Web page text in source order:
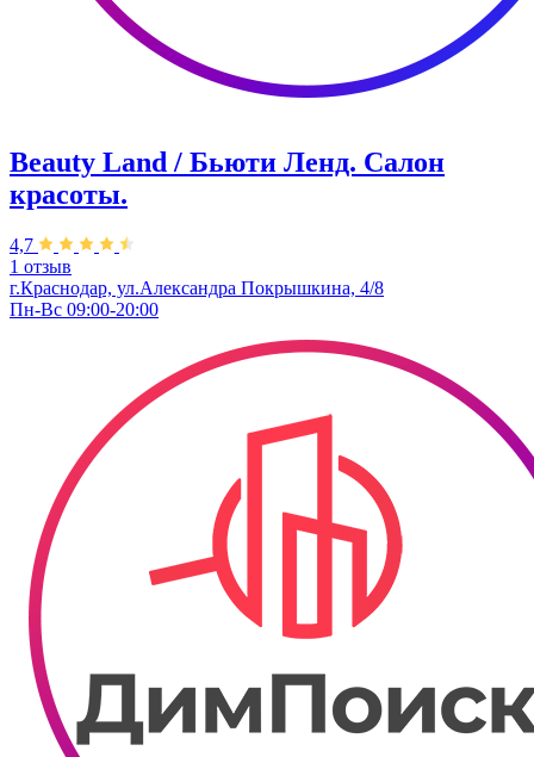
Beauty Land / Бьюти Ленд. Салон
красоты.
4,7
1 отзыв
г.Краснодар, ул.Александра Покрышкина, 4/8
Пн-Вс 09:00-20:00